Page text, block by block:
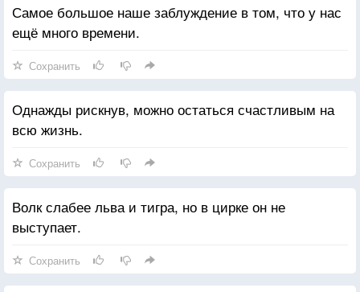
Самое большое наше заблуждение в том, что у нас
ещё много времени.
Сохранить
Однажды рискнув, можно остаться счастливым на
всю жизнь.
Сохранить
Волк слабее льва и тигра, но в цирке он не
выступает.
Сохранить